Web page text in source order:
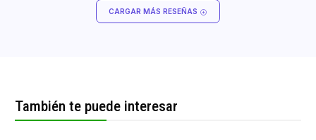
CARGAR MÁS RESEÑAS
También te puede interesar